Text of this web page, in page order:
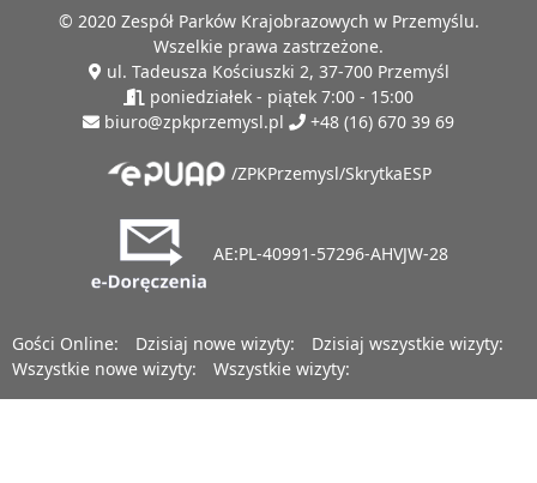
© 2020 Zespół Parków Krajobrazowych w Przemyślu.
Wszelkie prawa zastrzeżone.
ul. Tadeusza Kościuszki 2, 37-700 Przemyśl
poniedziałek - piątek 7:00 - 15:00
biuro@zpkprzemysl.pl
+48 (16) 670 39 69
/ZPKPrzemysl/SkrytkaESP
AE:PL-40991-57296-AHVJW-28
Gości Online: Dzisiaj nowe wizyty:
Dzisiaj wszystkie wizyty:
Wszystkie nowe wizyty:
Wszystkie wizyty: